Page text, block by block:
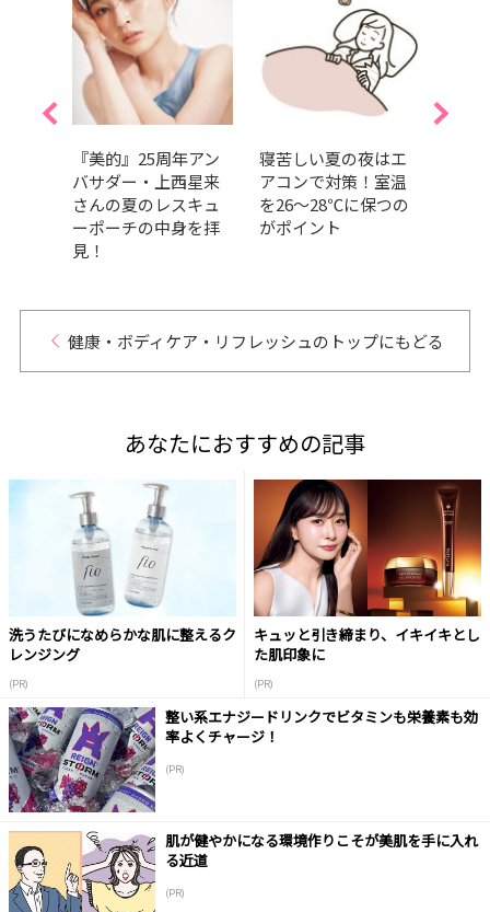
『美的』25周年アン
バサダー・上西星来
さんの夏のレスキュ
ーポーチの中身を拝
見！
寝苦しい夏の夜はエ
アコンで対策！室温
を26～28℃に保つの
がポイント
健康・ボディケア・リフレッシュのトップにもどる
あなたにおすすめの記事
洗うたびになめらかな肌に整えるク
レンジング
(PR)
キュッと引き締まり、イキイキとし
た肌印象に
(PR)
整い系エナジードリンクでビタミンも栄養素も効
率よくチャージ！
(PR)
肌が健やかになる環境作りこそが美肌を手に入れ
る近道
(PR)